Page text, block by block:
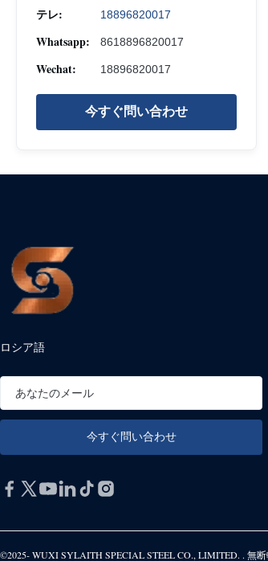
テレ: 18896820017
Whatsapp: 8618896820017
Wechat: 18896820017
今すぐ問い合わせ
ロシア語
©2025- WUXI SYLAITH SPECIAL STEEL CO., LIMITED. . 無断